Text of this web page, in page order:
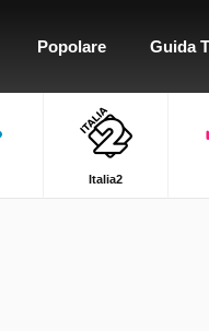
Popolare Guida
Italia2